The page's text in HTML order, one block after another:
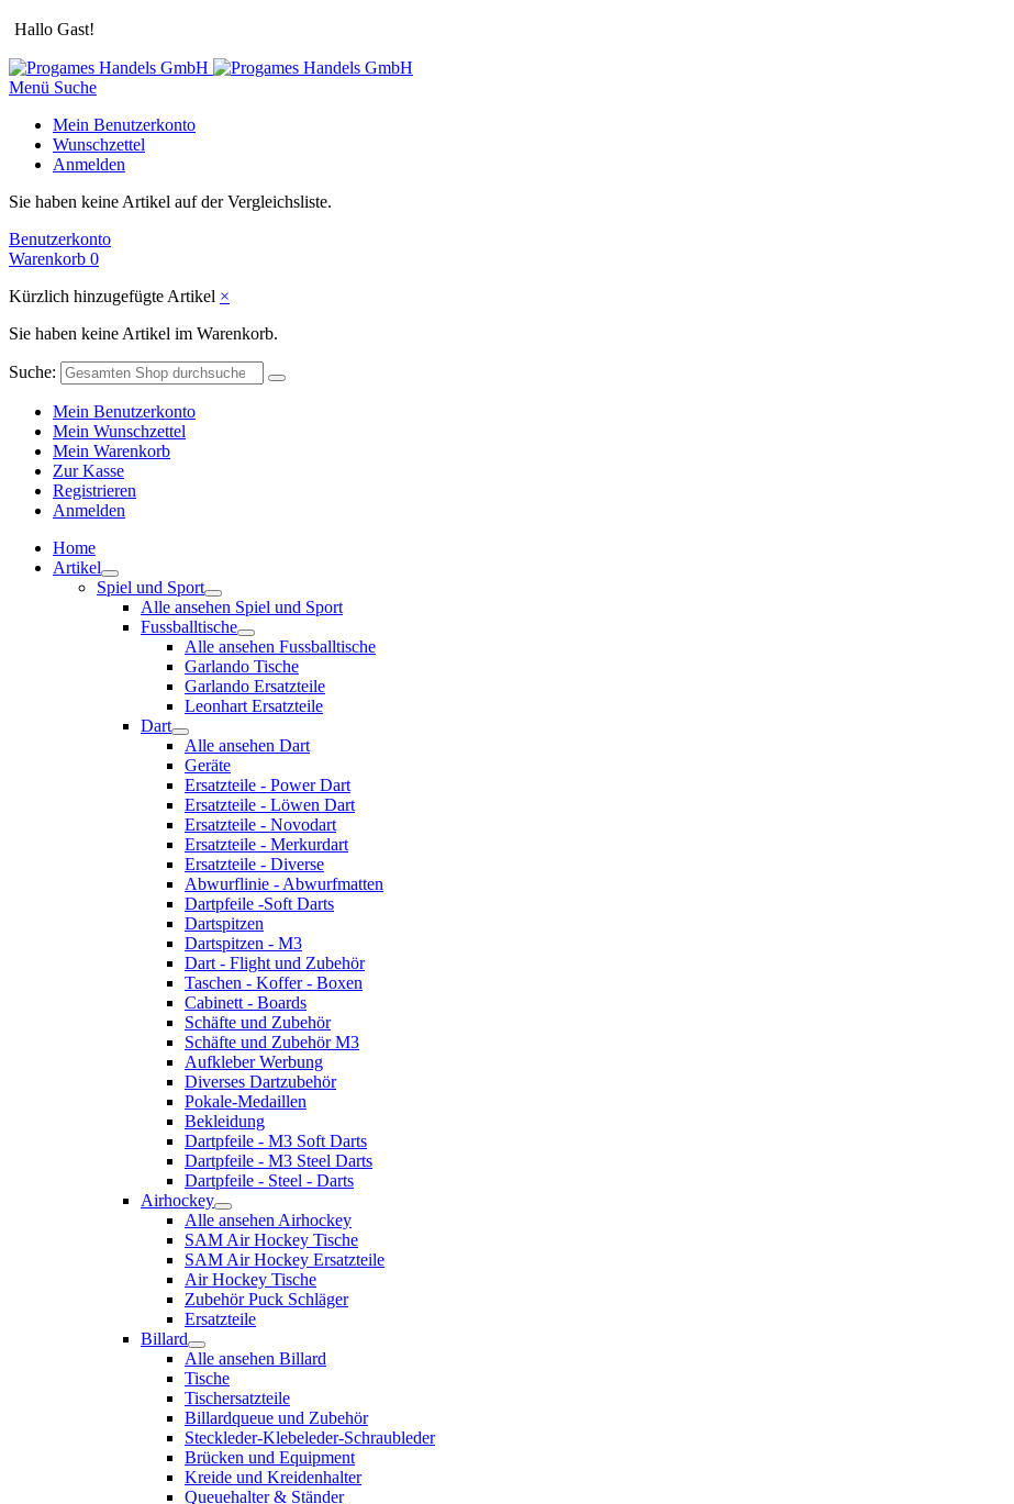
Hallo Gast!
Menü Suche
Mein Benutzerkonto
Wunschzettel
Anmelden
Sie haben keine Artikel auf der Vergleichsliste.
Benutzerkonto
Warenkorb 0
Kürzlich hinzugefügte Artikel ×
Sie haben keine Artikel im Warenkorb.
Suche:
Mein Benutzerkonto
Mein Wunschzettel
Mein Warenkorb
Zur Kasse
Registrieren
Anmelden
Home
Artikel
Spiel und Sport
Alle ansehen Spiel und Sport
Fussballtische
Alle ansehen Fussballtische
Garlando Tische
Garlando Ersatzteile
Leonhart Ersatzteile
Dart
Alle ansehen Dart
Geräte
Ersatzteile - Power Dart
Ersatzteile - Löwen Dart
Ersatzteile - Novodart
Ersatzteile - Merkurdart
Ersatzteile - Diverse
Abwurflinie - Abwurfmatten
Dartpfeile -Soft Darts
Dartspitzen
Dartspitzen - M3
Dart - Flight und Zubehör
Taschen - Koffer - Boxen
Cabinett - Boards
Schäfte und Zubehör
Schäfte und Zubehör M3
Aufkleber Werbung
Diverses Dartzubehör
Pokale-Medaillen
Bekleidung
Dartpfeile - M3 Soft Darts
Dartpfeile - M3 Steel Darts
Dartpfeile - Steel - Darts
Airhockey
Alle ansehen Airhockey
SAM Air Hockey Tische
SAM Air Hockey Ersatzteile
Air Hockey Tische
Zubehör Puck Schläger
Ersatzteile
Billard
Alle ansehen Billard
Tische
Tischersatzteile
Billardqueue und Zubehör
Steckleder-Klebeleder-Schraubleder
Brücken und Equipment
Kreide und Kreidenhalter
Queuehalter & Ständer